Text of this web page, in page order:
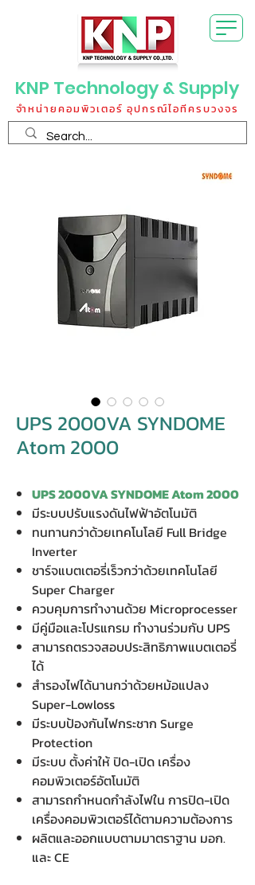
KNP Technology & Supply
จำหน่ายคอมพิวเตอร์ อุปกรณ์ไอทีครบวงจร
UPS 2000VA SYNDOME
Atom 2000
UPS 2000VA SYNDOME Atom 2000
มีระบบปรับแรงดันไฟฟ้าอัตโนมัติ
ทนทานกว่าด้วยเทคโนโลยี Full Bridge
Inverter
ชาร์จแบตเตอรี่เร็วกว่าด้วยเทคโนโลยี
Super Charger
ควบคุมการทำงานด้วย Microprocesser
มีคู่มือและโปรแกรม ทำงานร่วมกับ UPS
สามารถตรวจสอบประสิทธิภาพแบตเตอรี่
ได้
สำรองไฟได้นานกว่าด้วยหม้อแปลง
Super-Lowloss
มีระบบป้องกันไฟกระชาก Surge
Protection
มีระบบ ตั้งค่าให้ ปิด-เปิด เครื่อง
คอมพิวเตอร์อัตโนมัติ
สามารถกำหนดกำลังไฟใน การปิด-เปิด
เครื่องคอมพิวเตอร์ได้ตามความต้องการ
ผลิตและออกแบบตามมาตราฐาน มอก.
และ CE